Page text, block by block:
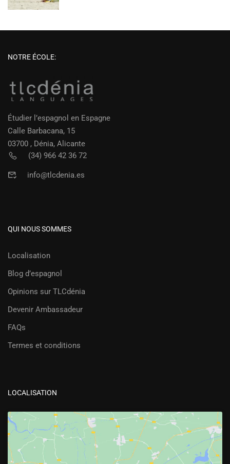
NOTRE ÉCOLE:
Étudier l’espagnol en Espagne
Calle Barbacana, 15
03700 , Dénia, Alicante
(34) 966 42 36 72
info@tlcdenia.es
QUI NOUS SOMMES
Localisation
Blog d’espagnol
Opinions sur TLCdénia
Devenir Ambassadeur
FAQs
Termes et conditions
LOCALISATION